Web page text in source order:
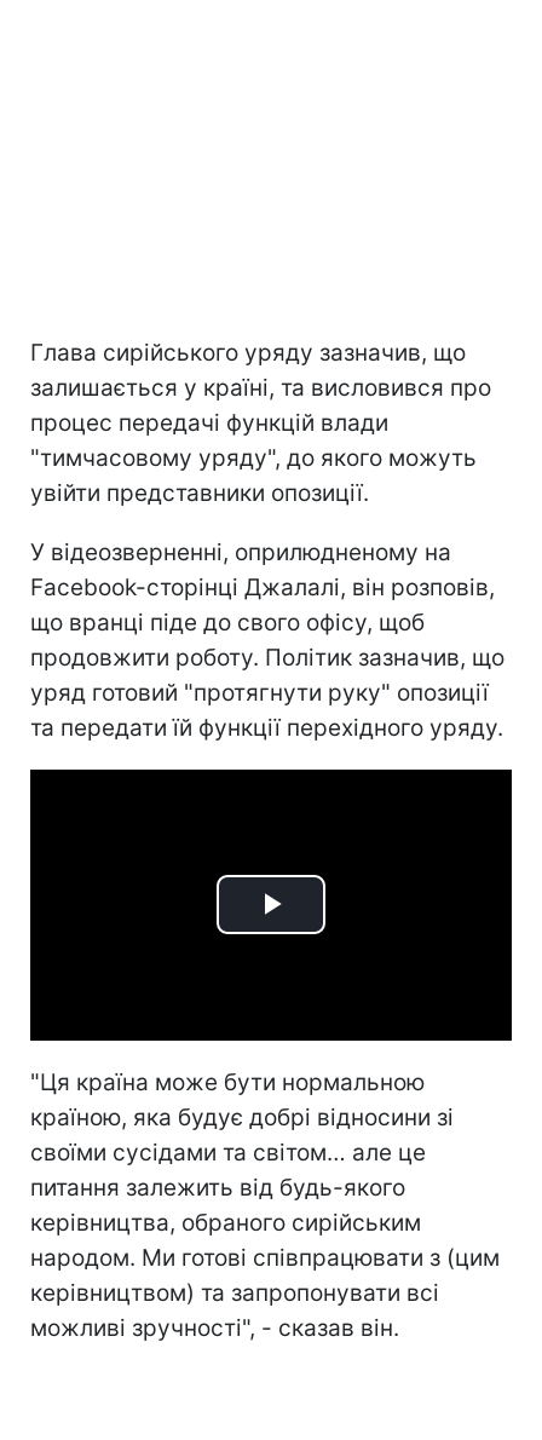
Глава сирійського уряду зазначив, що
залишається у країні, та висловився про
процес передачі функцій влади
"тимчасовому уряду", до якого можуть
увійти представники опозиції.
У відеозверненні, оприлюдненому на
Facebook-сторінці Джалалі, він розповів,
що вранці піде до свого офісу, щоб
продовжити роботу. Політик зазначив, що
уряд готовий "протягнути руку" опозиції
та передати їй функції перехідного уряду.
Play
"Ця країна може бути нормальною
країною, яка будує добрі відносини зі
своїми сусідами та світом… але це
питання залежить від будь-якого
керівництва, обраного сирійським
народом. Ми готові співпрацювати з (цим
керівництвом) та запропонувати всі
можливі зручності", - сказав він.